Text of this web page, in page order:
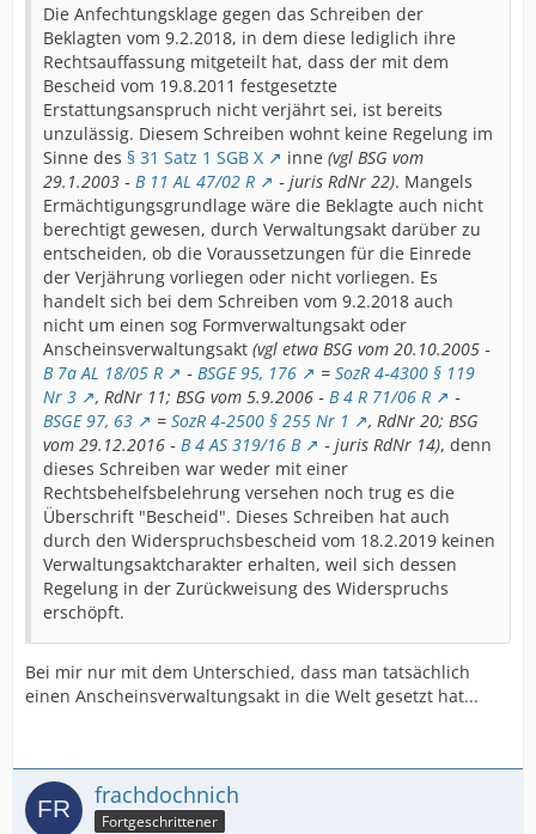
Die Anfechtungsklage gegen das Schreiben der
Beklagten vom 9.2.2018, in dem diese lediglich ihre
Rechtsauffassung mitgeteilt hat, dass der mit dem
Bescheid vom 19.8.2011 festgesetzte
Erstattungsanspruch nicht verjährt sei, ist bereits
unzulässig. Diesem Schreiben wohnt keine Regelung im
Sinne des § 31 Satz 1 SGB X inne (vgl BSG vom
29.1.2003 ‑ B 11 AL 47/02 R ‑ juris RdNr 22). Mangels
Ermächtigungsgrundlage wäre die Beklagte auch nicht
berechtigt gewesen, durch Verwaltungsakt darüber zu
entscheiden, ob die Voraussetzungen für die Einrede
der Verjährung vorliegen oder nicht vorliegen. Es
handelt sich bei dem Schreiben vom 9.2.2018 auch
nicht um einen sog Formverwaltungsakt oder
Anscheinsverwaltungsakt (vgl etwa BSG vom 20.10.2005 ‑
B 7a AL 18/05 R
‑ BSGE 95, 176 = SozR 4‑4300 § 119
Nr 3
, RdNr 11; BSG vom 5.9.2006 ‑ B 4 R 71/06 R
‑
BSGE 97, 63
= SozR 4‑2500 § 255 Nr 1
, RdNr 20; BSG
vom 29.12.2016 ‑ B 4 AS 319/16 B ‑ juris RdNr 14), denn
dieses Schreiben war weder mit einer
Rechtsbehelfsbelehrung versehen noch trug es die
Überschrift "Bescheid". Dieses Schreiben hat auch
durch den Widerspruchsbescheid vom 18.2.2019 keinen
Verwaltungsaktcharakter erhalten, weil sich dessen
Regelung in der Zurückweisung des Widerspruchs
erschöpft.
Bei mir nur mit dem Unterschied, dass man tatsächlich
einen Anscheinsverwaltungsakt in die Welt gesetzt hat...
frachdochnich
Fortgeschrittener